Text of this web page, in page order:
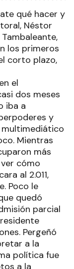
qué hacer y
Néstor
los primeros
corto plazo,
el
dos meses
iba a
y
Mientras
más
cómo
al 2.011,
Poco le
quedó
parcial
Pergeñó
a la
política fue
a la